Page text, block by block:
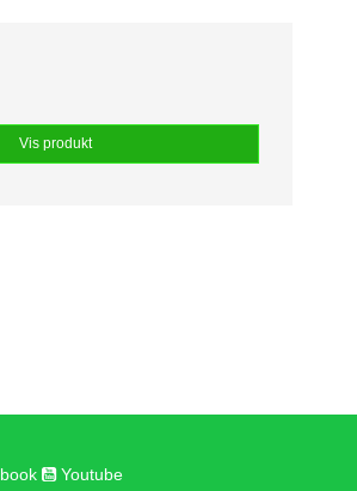
Vis produkt
Youtube